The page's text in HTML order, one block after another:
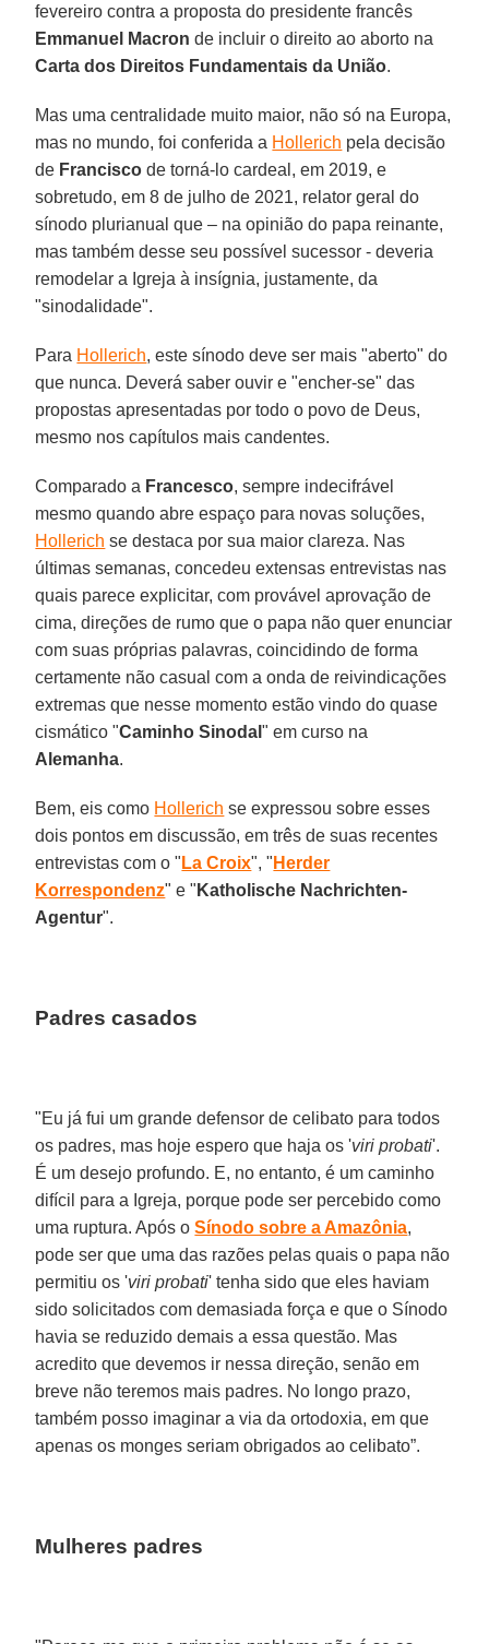
fevereiro contra a proposta do presidente francês
Emmanuel Macron de incluir o direito ao aborto na
Carta dos Direitos Fundamentais da União.
Mas uma centralidade muito maior, não só na Europa,
mas no mundo, foi conferida a Hollerich pela decisão
de Francisco de torná-lo cardeal, em 2019, e
sobretudo, em 8 de julho de 2021, relator geral do
sínodo plurianual que – na opinião do papa reinante,
mas também desse seu possível sucessor - deveria
remodelar a Igreja à insígnia, justamente, da
"sinodalidade".
Para Hollerich, este sínodo deve ser mais "aberto" do
que nunca. Deverá saber ouvir e "encher-se" das
propostas apresentadas por todo o povo de Deus,
mesmo nos capítulos mais candentes.
Comparado a Francesco, sempre indecifrável
mesmo quando abre espaço para novas soluções,
Hollerich se destaca por sua maior clareza. Nas
últimas semanas, concedeu extensas entrevistas nas
quais parece explicitar, com provável aprovação de
cima, direções de rumo que o papa não quer enunciar
com suas próprias palavras, coincidindo de forma
certamente não casual com a onda de reivindicações
extremas que nesse momento estão vindo do quase
cismático "Caminho Sinodal" em curso na
Alemanha.
Bem, eis como Hollerich se expressou sobre esses
dois pontos em discussão, em três de suas recentes
entrevistas com o " La Croix", " Herder
Korrespondenz" e " Katholische Nachrichten-
Agentur".
Padres casados
"Eu já fui um grande defensor de celibato para todos
os padres, mas hoje espero que haja os 'viri probati'.
É um desejo profundo. E, no entanto, é um caminho
difícil para a Igreja, porque pode ser percebido como
uma ruptura. Após oSínodo sobre a Amazônia,
pode ser que uma das razões pelas quais o papa não
permitiu os 'viri probati' tenha sido que eles haviam
sido solicitados com demasiada força e que o Sínodo
havia se reduzido demais a essa questão. Mas
acredito que devemos ir nessa direção, senão em
breve não teremos mais padres. No longo prazo,
também posso imaginar a via da ortodoxia, em que
apenas os monges seriam obrigados ao celibato”.
Mulheres padres